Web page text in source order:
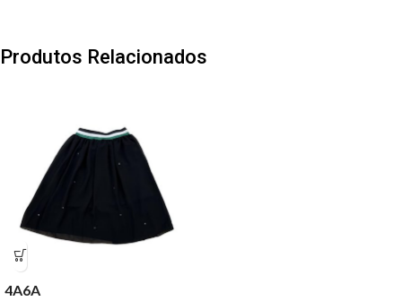
Produtos Relacionados
4A6A